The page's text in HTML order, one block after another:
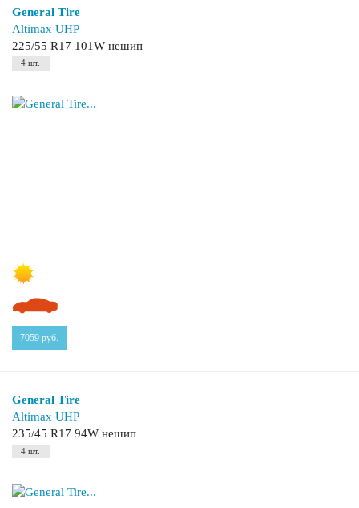
General Tire
Altimax UHP
225/55 R17 101W нешип
4 шт.
7059 руб.
General Tire
Altimax UHP
235/45 R17 94W нешип
4 шт.